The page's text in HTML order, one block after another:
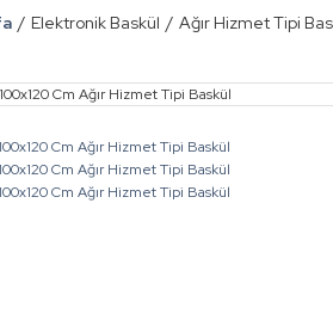
Elektronik Baskül Ağır Hizmet Tipi